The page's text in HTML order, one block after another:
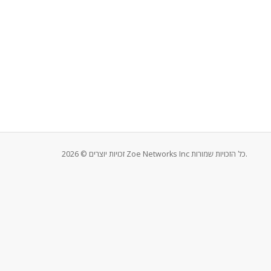
זכויות יוצרים © 2026 Zoe Networks Inc כל הזכויות שמורות.